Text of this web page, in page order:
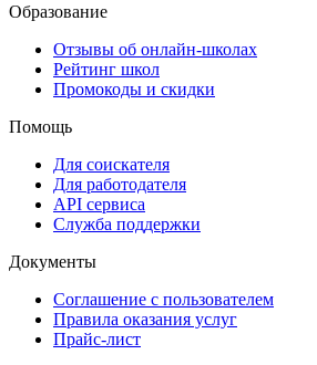
Образование
Отзывы об онлайн-школах
Рейтинг школ
Промокоды и скидки
Помощь
Для соискателя
Для работодателя
API сервиса
Служба поддержки
Документы
Соглашение с пользователем
Правила оказания услуг
Прайс-лист